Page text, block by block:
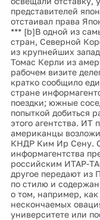
представителей
отстаивал права
*** [b]В одной из
стран, Северной
из крупнейших
Томас Керли из
рабочем визите
кратко сообщило
стране
поездки; южные
попыткой добиться
этого агентства. ИТ
американцы
КНДР Ким Ир Сену.
информагентства
российским ИТАР-
другое передают из
по стилю и
о том, например,
нескончаемых
университете или